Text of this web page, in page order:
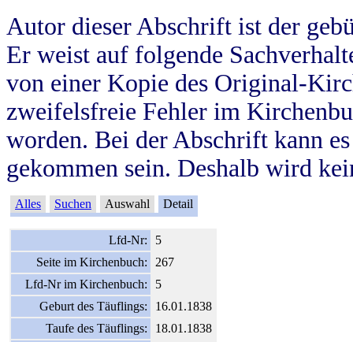
Autor dieser Abschrift ist der
Er weist auf folgende
von einer Kopie des Original-
zweifelsfreie Fehler im
worden. Bei der Abschrift kann
gekommen sein. Deshalb wird
Alles Suchen Auswahl Detail
Lfd-Nr:
5
Seite im Kirchenbuch:
267
Lfd-Nr im Kirchenbuch:
5
Geburt des Täuflings:
16.01.1838
Taufe des Täuflings:
18.01.1838